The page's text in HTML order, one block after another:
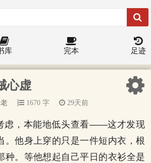
库 完本 足迹
心虚
1670 字 29天前
虑，本能地低头查看——这才发现
。他身上穿的只是一件短内衣，根
种。等他想起自己平日的衣衫全是